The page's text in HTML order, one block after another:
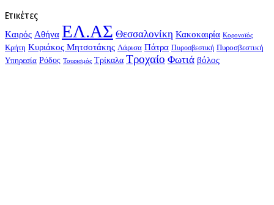
Ετικέτες
Kαιρός Αθήνα ΕΛ.ΑΣ Θεσσαλονίκη Κακοκαιρία Κορονοϊός
Κρήτη Κυριάκος Μητσοτάκης Λάρισα Πάτρα Πυροσβεστική Πυροσβεστική
Υπηρεσία Ρόδος Τουρισμός Τρίκαλα Τροχαίο Φωτιά βόλος